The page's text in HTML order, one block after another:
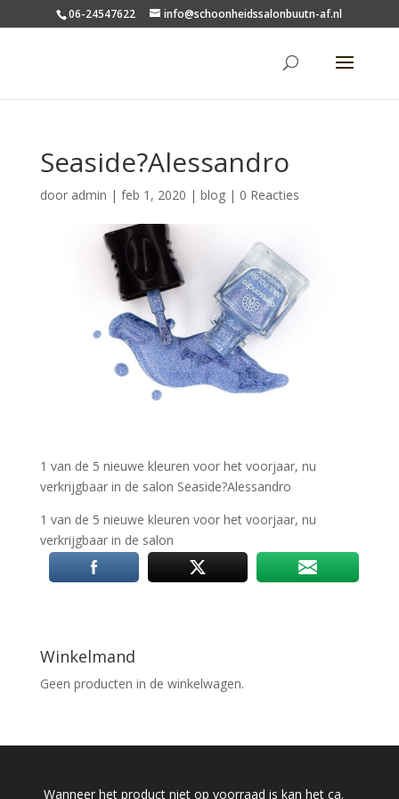
06-24547622 info@schoonheidssalonbuutn-af.nl
Seaside?Alessandro
door admin | feb 1, 2020 | blog| 0 Reacties
1 van de 5 nieuwe kleuren voor het voorjaar, nu
verkrijgbaar in de salon Seaside?Alessandro
1 van de 5 nieuwe kleuren voor het voorjaar, nu
verkrijgbaar in de salon
Winkelmand
Geen producten in de winkelwagen.
Wanneer het product niet op voorraad is kan het ca.